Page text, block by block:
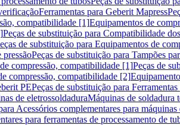
Ferramentas para Geberit Mapress
compatibilidade [1]Equipamentos de
Peças de substituição para Compatibilidade
de substituição para Equipamentos de
pressãoPeças de substituição para Tampões
compressão, compatibilidade [1]Peças de
compressão, compatibilidade [2]
PEPeças de substituição para
de eletrossoldaduraMáquinas de soldadura
Acessórios complementares para
para ferramentas de processamento de